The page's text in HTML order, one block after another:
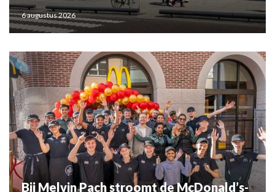
6 augustus 2026
Bij Melvin Pach stroomt de McDonald’s-